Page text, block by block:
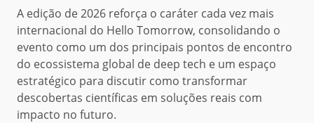
A edição de 2026 reforça o caráter cada vez mais
internacional do Hello Tomorrow, consolidando o
evento como um dos principais pontos de encontro
do ecossistema global de deep tech e um espaço
estratégico para discutir como transformar
descobertas científicas em soluções reais com
impacto no futuro.